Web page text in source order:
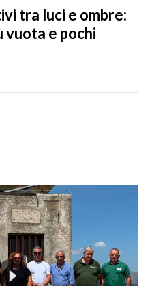
tra luci e ombre:
vuota e pochi